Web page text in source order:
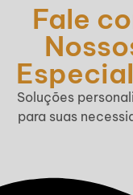
Fale
Soluções
para suas